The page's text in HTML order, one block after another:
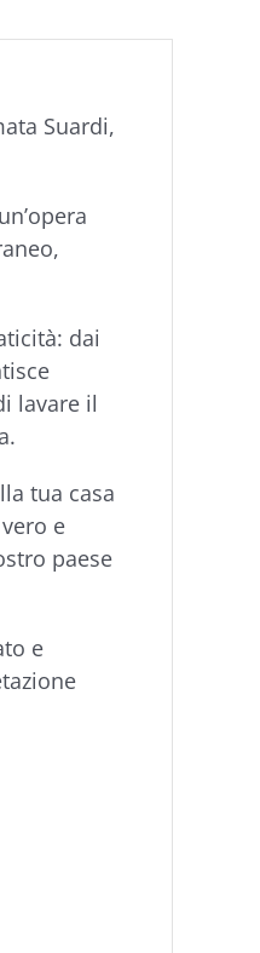
Suardi,
dai
lavare il
tua casa
e
paese
e